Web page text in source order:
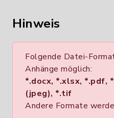
Hinweis
Folgende Datei-
Anhänge möglich:
*.docx, *.xlsx, *.pdf,
(jpeg), *.tif
Andere Formate